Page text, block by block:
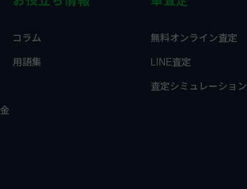
コラム
用語集
無料オンライン査定
LINE査定
査定シミュレーション